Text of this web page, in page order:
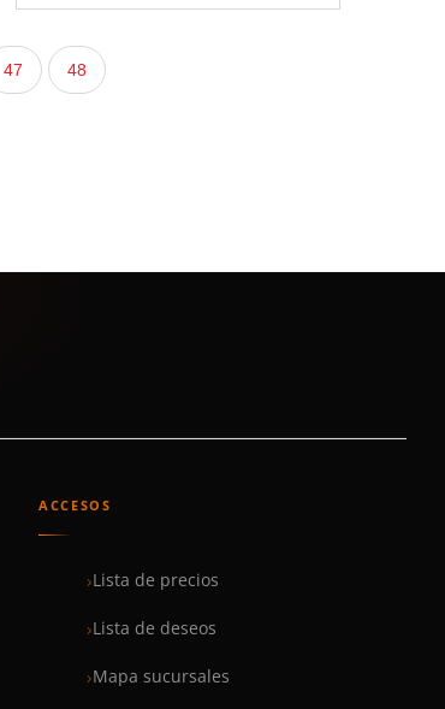
47 48
ACCESOS
Lista de precios
Lista de deseos
Mapa sucursales